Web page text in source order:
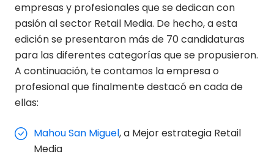
empresas y profesionales que se dedican con
pasión al sector Retail Media. De hecho, a esta
edición se presentaron más de 70 candidaturas
para las diferentes categorías que se propusieron.
A continuación, te contamos la empresa o
profesional que finalmente destacó en cada de
ellas:
Mahou San Miguel, a Mejor estrategia Retail
Media